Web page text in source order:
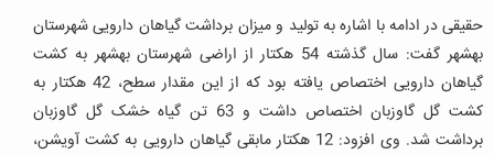
حقیقی در ادامه با اشاره به تولید و میزان برداشت گیاهان دارویی شهرستان
بهشهر گفت: سال گذشته 54 هکتار از اراضی شهرستان بهشهر به کشت
گیاهان دارویی اختصاص یافته بود که از این مقدار سطح، 42 هکتار به
کشت گل گاوزبان اختصاص داشت و 63 تن گیاه خشک گل گاوزبان
برداشت شد. وی افزود: 12 هکتار مابقی گیاهان دارویی به کشت آویشن،